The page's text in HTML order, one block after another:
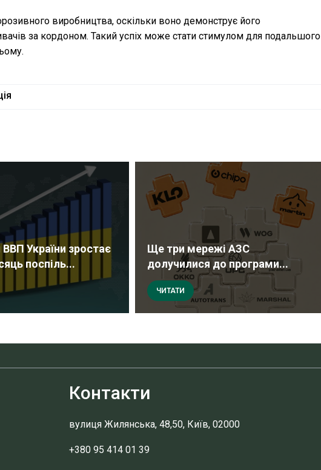
виробництва, оскільки воно демонструє його
за кордоном. Такий успіх може стати стимулом для подальшого
України зростає
поспіль...
Ще три мережі АЗС
долучилися до програми...
ЧИТАТИ
Контакти
вулиця Жилянська, 48,50, Київ, 02000
+380 95 414 01 39